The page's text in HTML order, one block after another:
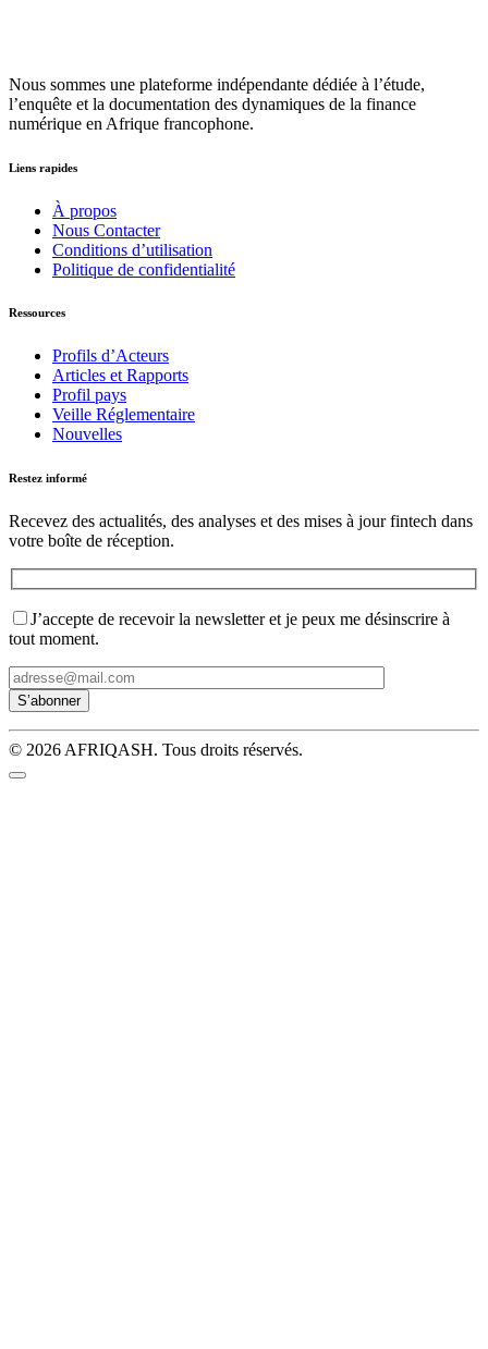
Nous sommes une plateforme indépendante dédiée à l’étude,
l’enquête et la documentation des dynamiques de la finance
numérique en Afrique francophone.
Liens rapides
À propos
Nous Contacter
Conditions d’utilisation
Politique de confidentialité
Ressources
Profils d’Acteurs
Articles et Rapports
Profil pays
Veille Réglementaire
Nouvelles
Restez informé
Recevez des actualités, des analyses et des mises à jour fintech dans
votre boîte de réception.
J’accepte de recevoir la newsletter et je peux me désinscrire à
tout moment.
© 2026 AFRIQASH. Tous droits réservés.